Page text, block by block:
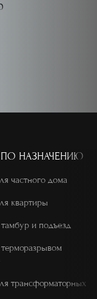
ПО НАЗНАЧЕНИЮ
частного дома
квартиры
и подъезд
трансформаторных